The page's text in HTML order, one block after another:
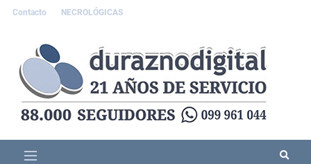
Contacto NECROLÓGICAS